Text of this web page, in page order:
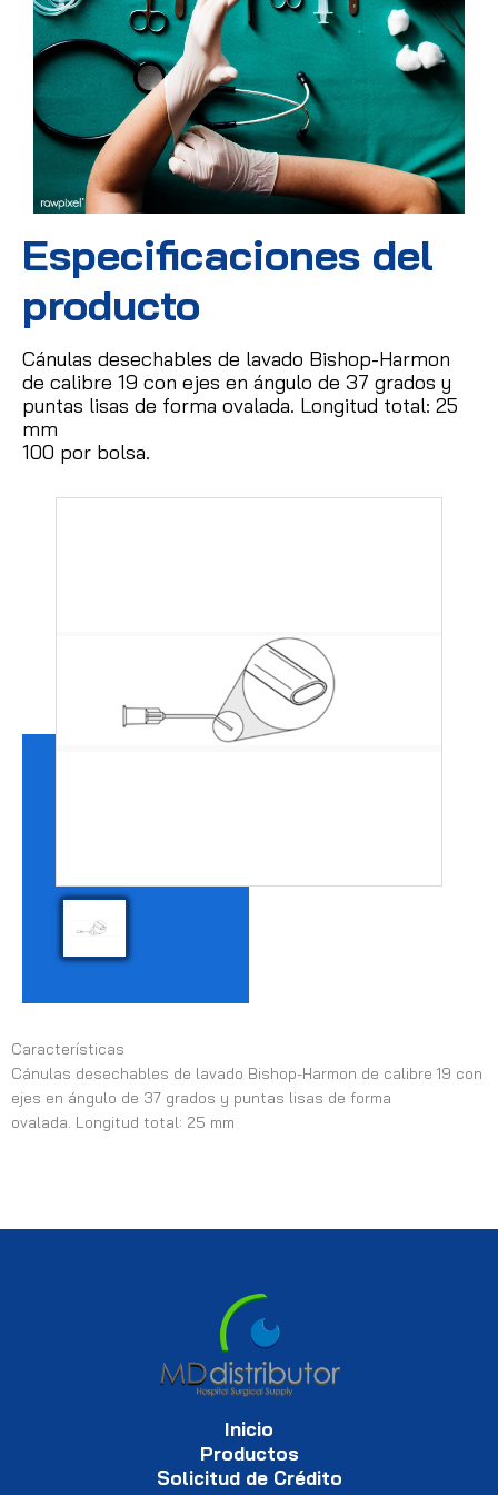
Especificaciones del
producto
Cánulas desechables de lavado Bishop-Harmon
de calibre 19 con ejes en ángulo de 37 grados y
puntas lisas de forma ovalada. Longitud total: 25
mm
100 por bolsa.
Características
Cánulas desechables de lavado Bishop-Harmon de calibre 19 con
ejes en ángulo de 37 grados y puntas lisas de forma
ovalada. Longitud total: 25 mm
Inicio
Productos
Solicitud de Crédito